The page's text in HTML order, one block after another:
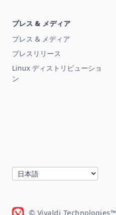
プレス & メディア
プレス & メディア
プレスリリース
Linux ディストリビューショ
ン
© Vivaldi Technologies™